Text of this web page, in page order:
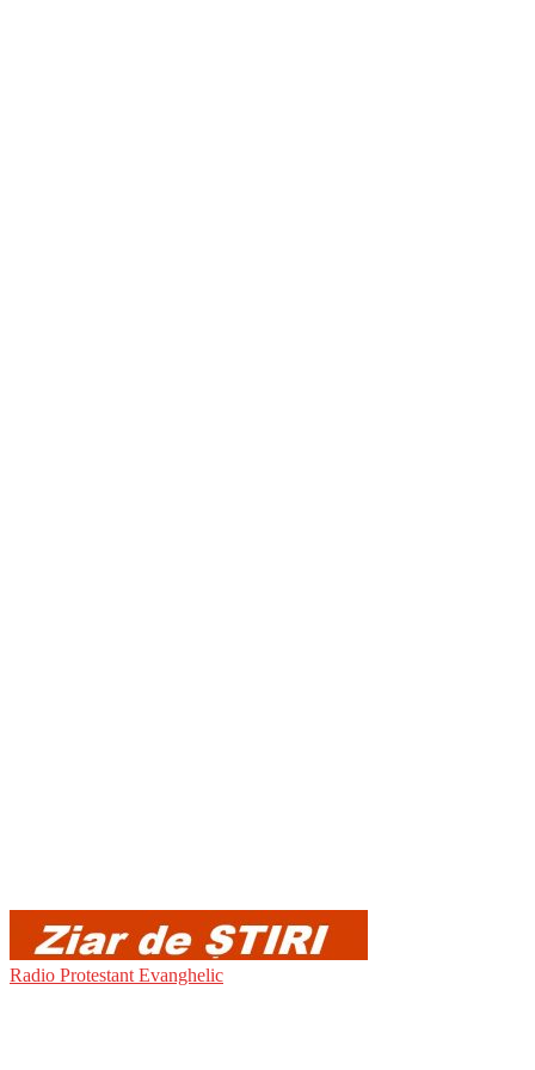
Radio Protestant Evanghelic